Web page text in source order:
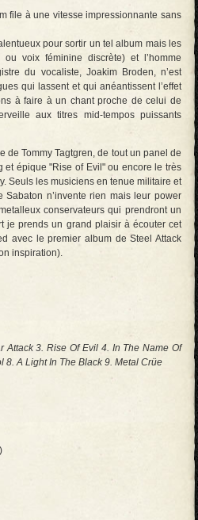
file à une vitesse impressionnante sans
pour sortir un tel album mais les
voix féminine discrète) et l’homme
du vocaliste, Joakim Broden, n’est
qui lassent et qui anéantissent l’effet
à faire à un chant proche de celui de
aux titres mid-tempos puissants
de Tommy Tagtgren, de tout un panel de
et épique "Rise of Evil" ou encore le très
Seuls les musiciens en tenue militaire et
n’invente rien mais leur power
conservateurs qui prendront un
je prends un grand plaisir à écouter cet
avec le premier album de Steel Attack
inspiration).
Attack 3. Rise Of Evil 4. In The Name Of
8. A Light In The Black 9. Metal Crüe